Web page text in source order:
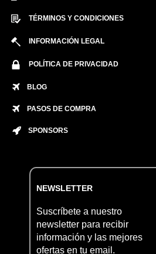
TÉRMINOS Y CONDICIONES
INFORMACIÓN LEGAL
POLÍTICA DE PRIVACIDAD
BLOG
PASOS DE COMPRA
SPONSORS
NEWSLETTER
Suscríbete a nuestro
newsletter para recibir
información y las mejores
ofertas en tu email.